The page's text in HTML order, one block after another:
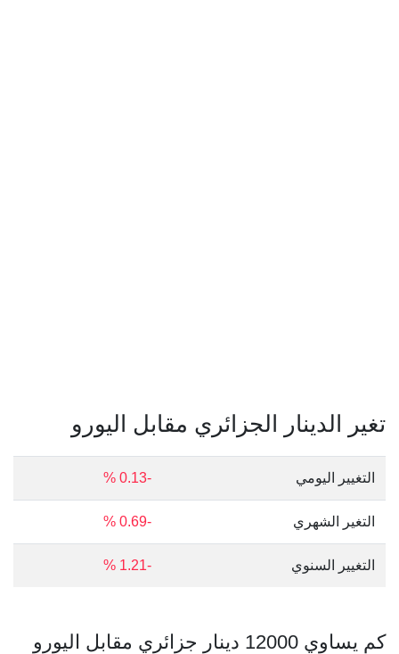
تغير الدينار الجزائري مقابل اليورو
التغيير اليومي -0.13 %
التغير الشهري -0.69 %
التغيير السنوي -1.21 %
كم يساوي 12000 دينار جزائري مقابل اليورو